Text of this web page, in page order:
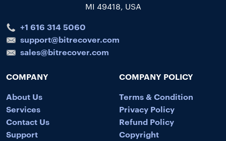
MI 49418, USA
+1 616 314 5060
support@bitrecover.com
sales@bitrecover.com
COMPANY
About Us
Services
Contact Us
Support
COMPANY POLICY
Terms & Condition
Privacy Policy
Refund Policy
Copyright